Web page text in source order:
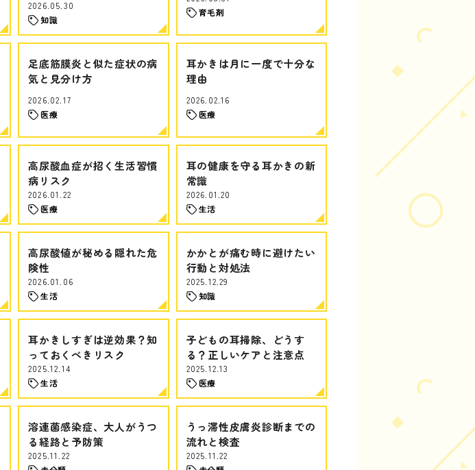
2026.05.30
知識
育毛剤
足底筋膜炎と似た症状の病
気と見分け方
2026.02.17
医療
耳かきは月に一度で十分な
理由
2026.02.16
医療
高尿酸血症が招く生活習慣
病リスク
2026.01.22
医療
耳の健康を守る耳かきの新
常識
2026.01.20
生活
高尿酸値が秘める隠れた危
険性
2026.01.06
生活
かかとが痛む時に避けたい
行動と対処法
2025.12.29
知識
耳かきしすぎは逆効果？知
っておくべきリスク
2025.12.14
生活
子どもの耳掃除、どうす
る？正しいケアと注意点
2025.12.13
医療
溶連菌感染症、大人がうつ
る経路と予防策
2025.11.22
うっ滞性皮膚炎診断までの
流れと検査
2025.11.22